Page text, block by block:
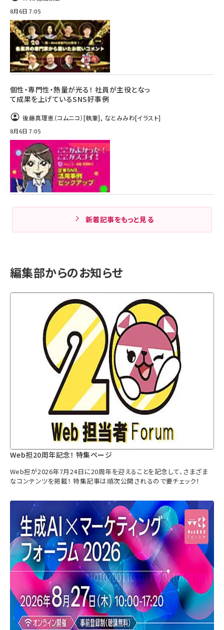
8月6日 7:05
個性・専門性・熱量が光る！ 社員が主役となっ
て成果を上げているSNS好事例
後藤真理恵（コムニコ）[執筆], なとみみわ[イラスト]
8月6日 7:05
新着記事をもっと見る
編集部からのお知らせ
Web担20周年記念！ 特集ページ
Web担が2026年7月24日に20周年を迎えることを記念して、さまざま
なコンテンツを掲載！ 特集記事は順次公開されるので要チェック！